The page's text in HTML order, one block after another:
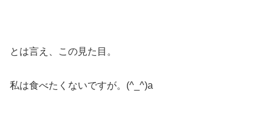
とは言え、この見た目。
私は食べたくないですが。(^_^)a